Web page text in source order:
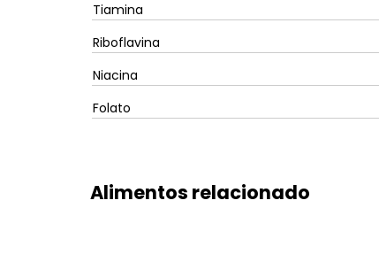
Tiamina
Riboflavina
Niacina
Folato
Alimentos relacionado